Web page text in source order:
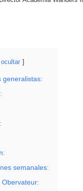
ocultar
generalistas:
semanales:
Obervateur: